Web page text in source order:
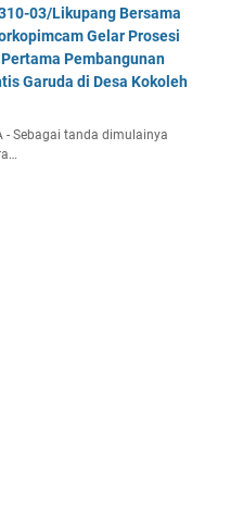
03/Likupang Bersama
Gelar Prosesi
Pembangunan
Garuda di Desa Kokoleh
- Sebagai tanda dimulainya